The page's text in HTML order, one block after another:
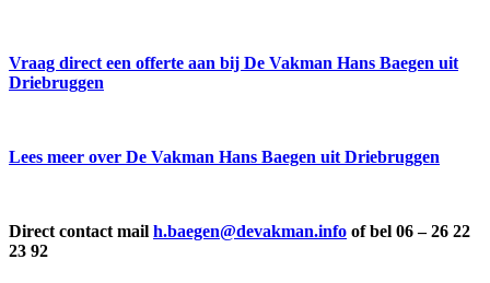
Vraag direct een offerte aan bij De Vakman Hans Baegen uit
Driebruggen
Lees meer over De Vakman Hans Baegen uit Driebruggen
Direct contact mail h.baegen@devakman.info of bel 06 – 26 22
23 92